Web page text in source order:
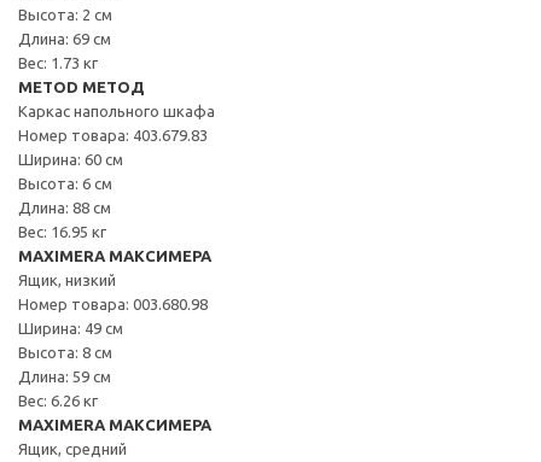
Высота: 2 см
Длина: 69 см
Вес: 1.73 кг
METOD МЕТОД
Каркас напольного шкафа
Номер товара: 403.679.83
Ширина: 60 см
Высота: 6 см
Длина: 88 см
Вес: 16.95 кг
MAXIMERA МАКСИМЕРА
Ящик, низкий
Номер товара: 003.680.98
Ширина: 49 см
Высота: 8 см
Длина: 59 см
Вес: 6.26 кг
MAXIMERA МАКСИМЕРА
Ящик, средний